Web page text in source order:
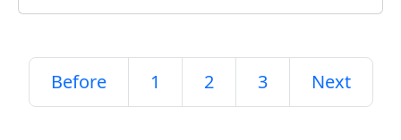
Before 1 2 3 Next